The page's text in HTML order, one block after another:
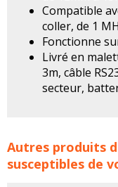
Compatible
coller, de 1
Fonctionne
Livré en
3m, câble
secteur,
Système de mesure
ultrasons, de QUALI-
Autres produits
susceptibles de